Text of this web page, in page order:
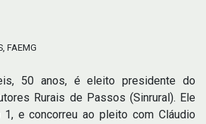
FAEMG
50 anos, é eleito presidente do
Rurais de Passos (Sinrural). Ele
1, e concorreu ao pleito com Cláudio